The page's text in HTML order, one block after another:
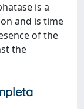
is a
and is time
of the
the